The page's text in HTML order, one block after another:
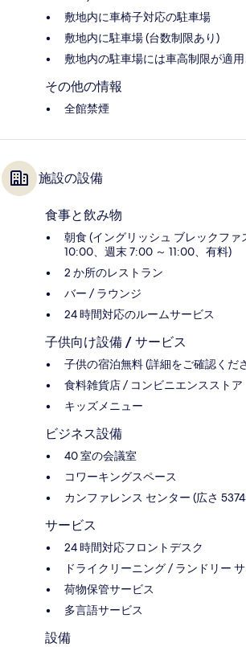
敷地内に車椅子対応の駐車場
敷地内に駐車場 (台数制限あり)
敷地内の駐車場には車高制限が適
その他の情報
全館禁煙
施設の設備
食事と飲み物
朝食 (イングリッシュ ブレックファ
10:00、週末 7:00 ～ 11:00、有料)
2 か所のレストラン
バー / ラウンジ
24 時間対応のルームサービス
子供向け設備 / サービス
子供の宿泊無料 (詳細をご確認くだ
食料雑貨店 / コンビニエンスストア
キッズメニュー
ビジネス設備
40 室の会議室
コワーキングスペース
カンファレンス センター (広さ
サービス
24 時間対応フロントデスク
ドライクリーニング / ランドリー
荷物保管サービス
多言語サービス
設備